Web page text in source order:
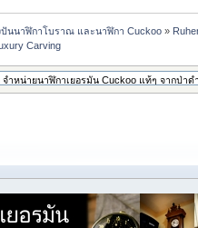
นนาฬิกาโบราณ และนาฬิกา Cuckoo »
Carving